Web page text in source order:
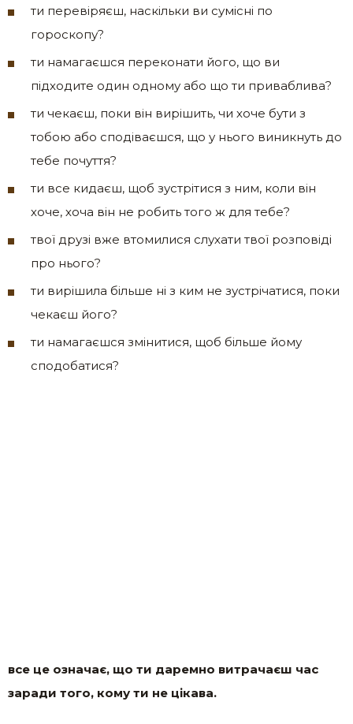
ти перевіряєш, наскільки ви сумісні по
гороскопу?
ти намагаєшся переконати його, що ви
підходите один одному або що ти приваблива?
ти чекаєш, поки він вирішить, чи хоче бути з
тобою або сподіваєшся, що у нього виникнуть до
тебе почуття?
ти все кидаєш, щоб зустрітися з ним, коли він
хоче, хоча він не робить того ж для тебе?
твої друзі вже втомилися слухати твої розповіді
про нього?
ти вирішила більше ні з ким не зустрічатися, поки
чекаєш його?
ти намагаєшся змінитися, щоб більше йому
сподобатися?
все це означає, що ти даремно витрачаєш час
заради того, кому ти не цікава.